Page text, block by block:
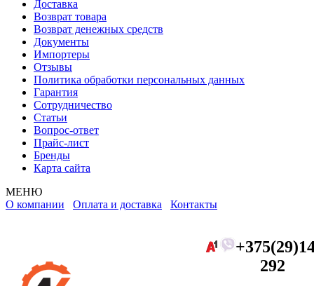
Доставка
Возврат товара
Возврат денежных средств
Документы
Импортеры
Отзывы
Политика обработки персональных данных
Гарантия
Сотрудничество
Статьи
Вопрос-ответ
Прайс-лист
Бренды
Карта сайта
МЕНЮ
О компании Оплата и доставка Контакты
292